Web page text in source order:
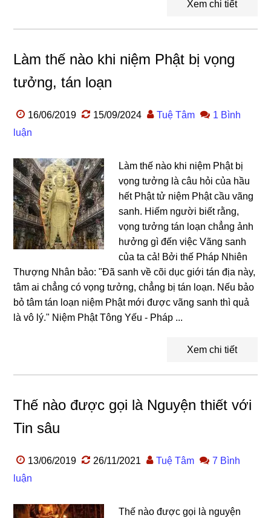
Xem chi tiết
Làm thế nào khi niệm Phật bị vọng
tưởng, tán loạn
16/06/2019 15/09/2024 Tuệ Tâm
1 Bình
luận
Làm thế nào khi niệm Phật bị
vọng tưởng là câu hỏi của hầu
hết Phật tử niệm Phật cầu vãng
sanh. Hiếm người biết rằng,
vọng tưởng tán loạn chẳng ảnh
hưởng gì đến việc Vãng sanh
của ta cả! Bởi thế Pháp Nhiên
Thượng Nhân bảo: "Đã sanh về cõi dục giới tán địa này,
tâm ai chẳng có vọng tưởng, chẳng bị tán loạn. Nếu bảo
bỏ tâm tán loạn niệm Phật mới được vãng sanh thì quả
là vô lý." Niệm Phật Tông Yếu - Pháp ...
Xem chi tiết
Thế nào được gọi là Nguyện thiết với
Tin sâu
13/06/2019 26/11/2021 Tuệ Tâm
7 Bình
luận
Thế nào được gọi là nguyện